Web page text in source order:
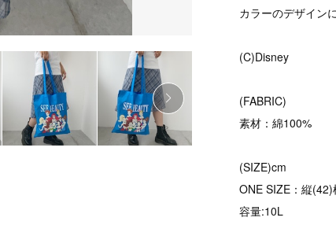
カラーのデザイン
(C)Disney
(FABRIC)
素材：綿100%
(SIZE)cm
ONE SIZE：縦
容量:10L